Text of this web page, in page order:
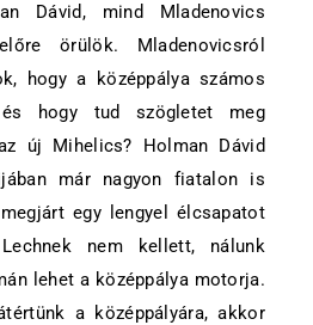
Dávid, mind Mladenovics
örülök. Mladenovicsról
hogy a középpálya számos
és hogy tud szögletet meg
új Mihelics? Holman Dávid
már nagyon fiatalon is
egy lengyel élcsapatot
nem kellett, nálunk
lehet a középpálya motorja.
a középpályára, akkor